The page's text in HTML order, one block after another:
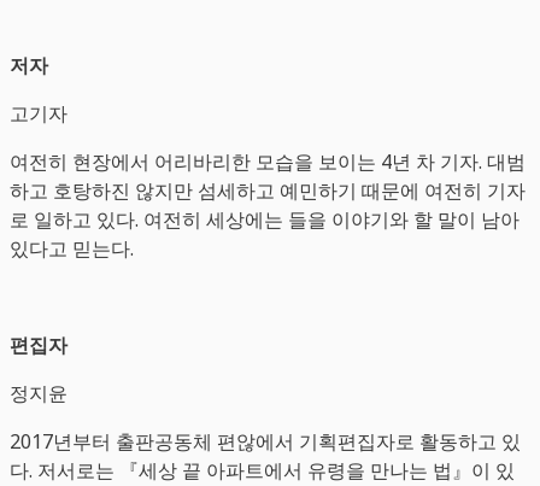
저자
고기자
여전히 현장에서 어리바리한 모습을 보이는 4년 차 기자. 대범
하고 호탕하진 않지만 섬세하고 예민하기 때문에 여전히 기자
로 일하고 있다. 여전히 세상에는 들을 이야기와 할 말이 남아
있다고 믿는다.
편집자
정지윤
2017년부터 출판공동체 편않에서 기획편집자로 활동하고 있
다. 저서로는 『세상 끝 아파트에서 유령을 만나는 법』이 있